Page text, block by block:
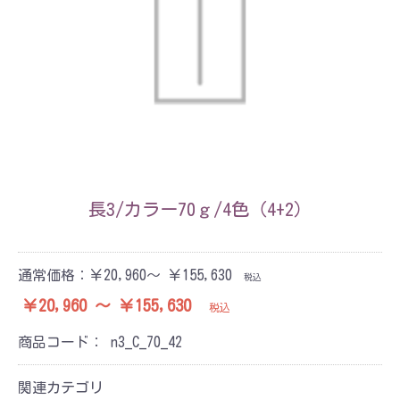
長3/カラー70ｇ/4色（4+2）
通常価格： ￥20,960～ ￥155,630 税込
￥20,960 ～ ￥155,630 税込
商品コード： n3_C_70_42
関連カテゴリ